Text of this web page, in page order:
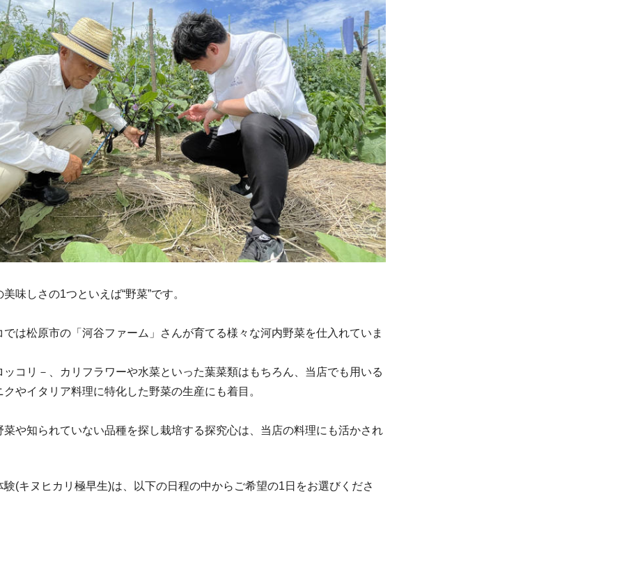
味しさの1つといえば“野菜”です。
では松原市の「河谷ファーム」さんが育てる様々な河内野菜を仕入れていま
ッコリ－、カリフラワーや水菜といった葉菜類はもちろん、当店でも用いる
やイタリア料理に特化した野菜の生産にも着目。
菜や知られていない品種を探し栽培する探究心は、当店の料理にも活かされ
(キヌヒカリ極早生)は、以下の日程の中からご希望の1日をお選びくださ